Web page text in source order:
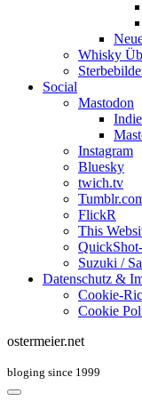
Whisky
Social
Mastodon
Instagram
Bluesky
twich.tv
FlickR
This
Suzuki /
Datenschutz &
Cookie-
Cookie
ostermeier.net
bloging since 1999